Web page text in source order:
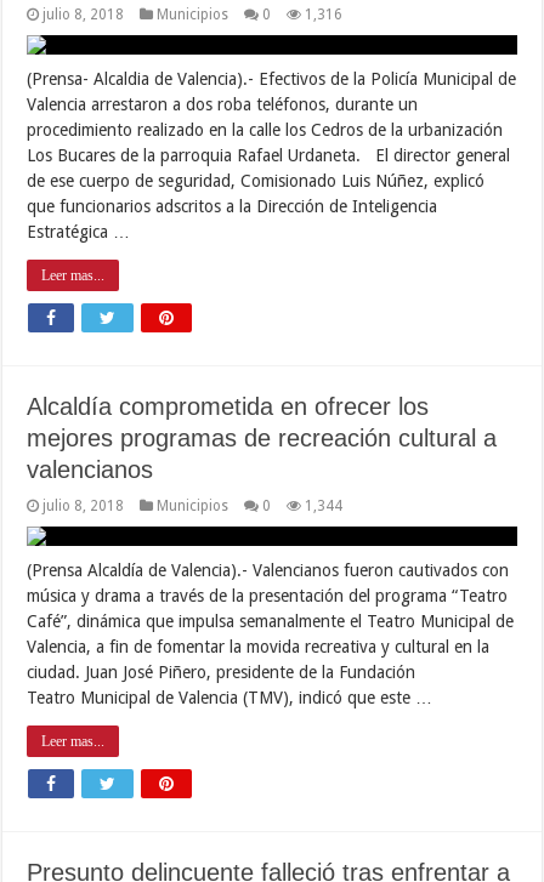
julio 8, 2018 Municipios 0 1,316
(Prensa- Alcaldia de Valencia).- Efectivos de la Policía Municipal de
Valencia arrestaron a dos roba teléfonos, durante un
procedimiento realizado en la calle los Cedros de la urbanización
Los Bucares de la parroquia Rafael Urdaneta. El director general
de ese cuerpo de seguridad, Comisionado Luis Núñez, explicó
que funcionarios adscritos a la Dirección de Inteligencia
Estratégica …
Leer mas...
Alcaldía comprometida en ofrecer los
mejores programas de recreación cultural a
valencianos
julio 8, 2018 Municipios 0 1,344
(Prensa Alcaldía de Valencia).- Valencianos fueron cautivados con
música y drama a través de la presentación del programa “Teatro
Café”, dinámica que impulsa semanalmente el Teatro Municipal de
Valencia, a fin de fomentar la movida recreativa y cultural en la
ciudad. Juan José Piñero, presidente de la Fundación
Teatro Municipal de Valencia (TMV), indicó que este …
Leer mas...
Presunto delincuente falleció tras enfrentar a